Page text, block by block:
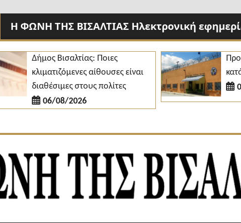
Η ΦΩΝΗ ΤΗΣ ΒΙΣΑΛΤΙΑΣ Ηλεκτρονική
Δήμος Βισαλτίας: Ποιες
κλιματιζόμενες αίθουσες είναι
διαθέσιμες στους πολίτες
06/08/2026
06/